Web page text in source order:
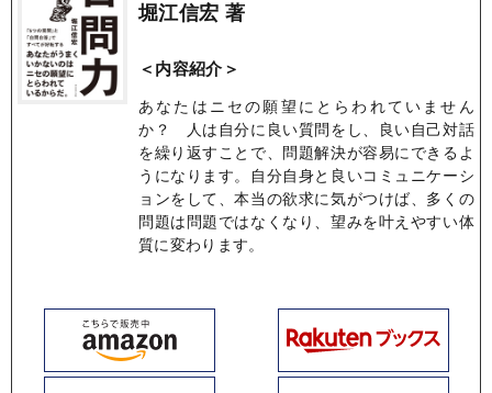
堀江信宏 著
＜内容紹介＞
あなたはニセの願望にとらわれていません
か？ 人は自分に良い質問をし、良い自己対話
を繰り返すことで、問題解決が容易にできるよ
うになります。自分自身と良いコミュニケーシ
ョンをして、本当の欲求に気がつけば、多くの
問題は問題ではなくなり、望みを叶えやすい体
質に変わります。